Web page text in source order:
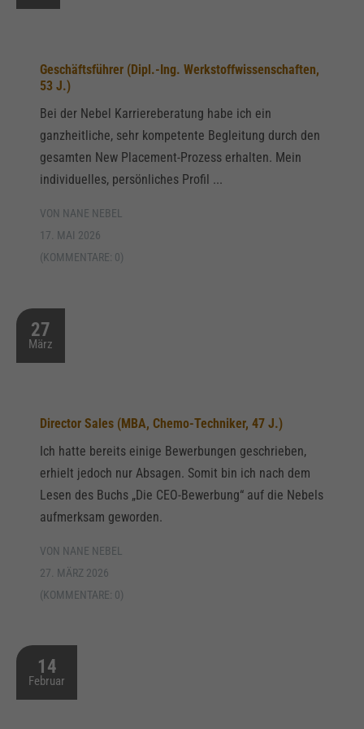
Geschäftsführer (Dipl.-Ing. Werkstoffwissenschaften,
53 J.)
Bei der Nebel Karriereberatung habe ich ein
ganzheitliche, sehr kompetente Begleitung durch den
gesamten New Placement-Prozess erhalten. Mein
individuelles, persönliches Profil ...
VON NANE NEBEL
17. MAI 2026
(KOMMENTARE: 0)
27
März
Director Sales (MBA, Chemo-Techniker, 47 J.)
Ich hatte bereits einige Bewerbungen geschrieben,
erhielt jedoch nur Absagen. Somit bin ich nach dem
Lesen des Buchs „Die CEO-Bewerbung“ auf die Nebels
aufmerksam geworden.
VON NANE NEBEL
27. MÄRZ 2026
(KOMMENTARE: 0)
14
Februar